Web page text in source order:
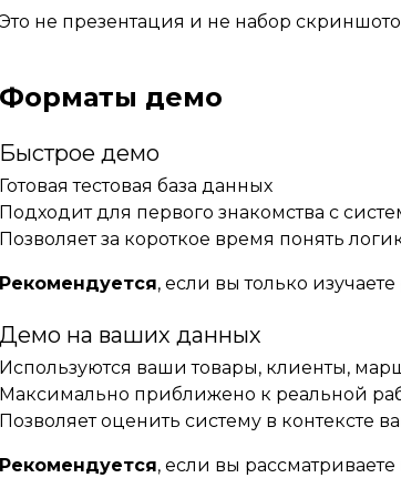
Это не презентация и не набор
Форматы демо
Быстрое демо
Готовая тестовая база данных
Подходит для первого знакомства с
Позволяет за короткое время понять
Рекомендуется, если вы только
Демо на ваших данных
Используются ваши товары, клиенты,
Максимально приближено к реальной
Позволяет оценить систему в контексте
Рекомендуется, если вы